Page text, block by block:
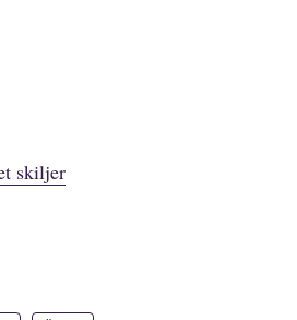
skiljer